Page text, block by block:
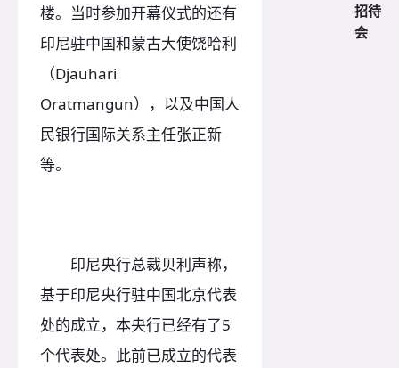
楼。当时参加开幕仪式的还有
印尼驻中国和蒙古大使饶哈利
（Djauhari
Oratmangun），以及中国人
民银行国际关系主任张正新
等。
印尼央行总裁贝利声称，
基于印尼央行驻中国北京代表
处的成立，本央行已经有了5
个代表处。此前已成立的代表
招待
会